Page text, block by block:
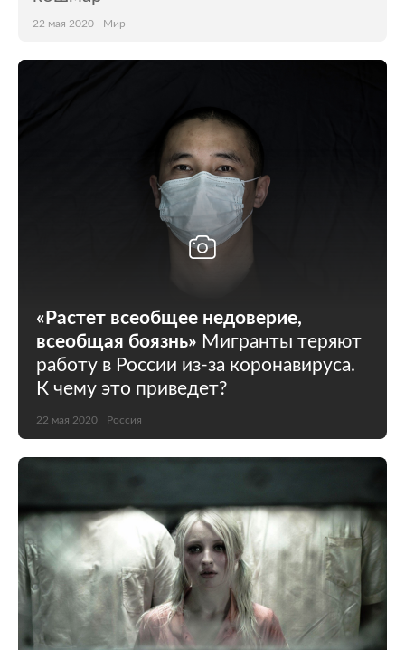
22 мая 2020 Мир
«Растет всеобщее недоверие,
всеобщая боязнь» Мигранты теряют
работу в России из-за коронавируса.
К чему это приведет?
22 мая 2020 Россия